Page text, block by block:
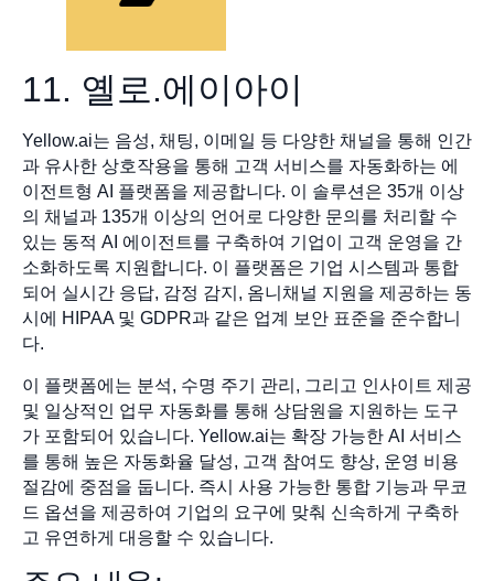
11. 옐로.에이아이
Yellow.ai는 음성, 채팅, 이메일 등 다양한 채널을 통해 인간
과 유사한 상호작용을 통해 고객 서비스를 자동화하는 에
이전트형 AI 플랫폼을 제공합니다. 이 솔루션은 35개 이상
의 채널과 135개 이상의 언어로 다양한 문의를 처리할 수
있는 동적 AI 에이전트를 구축하여 기업이 고객 운영을 간
소화하도록 지원합니다. 이 플랫폼은 기업 시스템과 통합
되어 실시간 응답, 감정 감지, 옴니채널 지원을 제공하는 동
시에 HIPAA 및 GDPR과 같은 업계 보안 표준을 준수합니
다.
이 플랫폼에는 분석, 수명 주기 관리, 그리고 인사이트 제공
및 일상적인 업무 자동화를 통해 상담원을 지원하는 도구
가 포함되어 있습니다. Yellow.ai는 확장 가능한 AI 서비스
를 통해 높은 자동화율 달성, 고객 참여도 향상, 운영 비용
절감에 중점을 둡니다. 즉시 사용 가능한 통합 기능과 무코
드 옵션을 제공하여 기업의 요구에 맞춰 신속하게 구축하
고 유연하게 대응할 수 있습니다.